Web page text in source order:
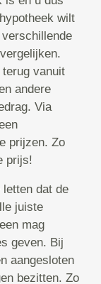
wilt
vanuit
andere
Via
prijzen. Zo
prijs!
dat de
juiste
mag
geven. Bij
aangesloten
bezitten. Zo